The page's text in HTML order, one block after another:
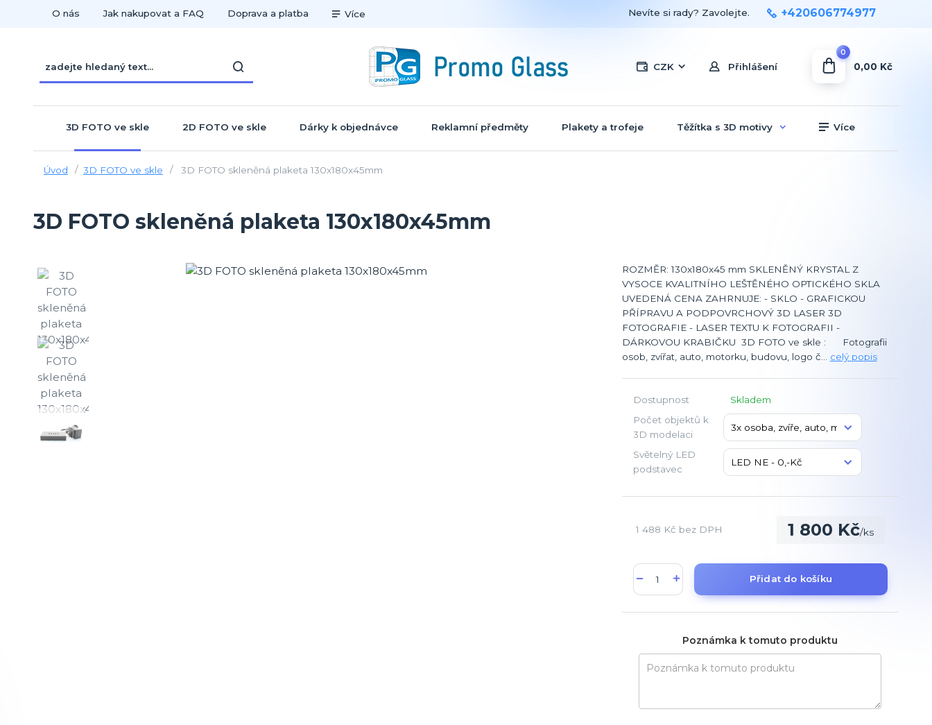
O nás Jak nakupovat a FAQ Doprava a platba Více
CZK Přihlášení
Nevíte si rady? Zavolejte. +420606774977
0
0,00 Kč
3D FOTO ve skle 2D FOTO ve skle Dárky k objednávce Reklamní předměty Plakety a trofeje Těžítka s 3D motivy Více
Úvod 3D FOTO ve skle 3D FOTO skleněná plaketa 130x180x45mm
3D FOTO skleněná plaketa 130x180x45mm
ROZMĚR: 130x180x45 mm SKLENĚNÝ KRYSTAL Z
VYSOCE KVALITNÍHO LEŠTĚNÉHO OPTICKÉHO SKLA
UVEDENÁ CENA ZAHRNUJE: - SKLO - GRAFICKOU
PŘÍPRAVU A PODPOVRCHOVÝ 3D LASER 3D
FOTOGRAFIE - LASER TEXTU K FOTOGRAFII -
DÁRKOVOU KRABIČKU 3D FOTO ve skle : Fotografii
osob, zvířat, auto, motorku, budovu, logo č... celý popis
Dostupnost
Skladem
Počet objektů k
3D modelaci
Světelný LED
podstavec
1 800 Kč/ks
1 488 Kč bez DPH
Přidat do košíku
Poznámka k tomuto produktu